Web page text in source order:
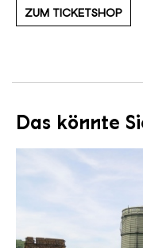
ZUM TICKETSHOP
Das könnte